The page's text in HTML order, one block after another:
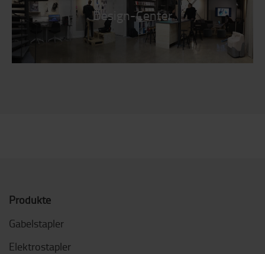
Design-Center
Produkte
Gabelstapler
Elektrostapler